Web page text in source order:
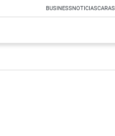
BUSINESSNOTICIASCARAS